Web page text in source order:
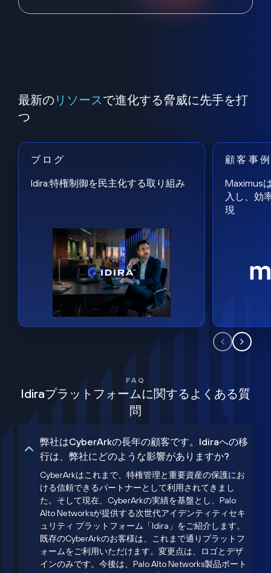
最新の リソースで進化する脅威に先手を打
つ
ブログ
Idira:特権制御を民主化する取り組み
顧客事
Maximus
入し、効
現
FAQ
Idiraプラットフォームに関するよくある質
問
弊社はCyberArkの長年の顧客です。Idiraへの移
行は、弊社にどのような影響がありますか?
CyberArkはこれまで、特権管理と重要資産の保護にお
ける信頼できるパートナーとして利用されてきまし
た。そして現在、CyberArkの実績を基盤とし、Palo
Alto Networksが提供する次世代アイデンティティセキ
ュリティ プラットフォーム「Idira」をご紹介します。
既存のCyberArkのお客様は、これまで通りプラットフ
ォームをご利用いただけます。変更点は、ロゴとデザ
インのみです。今後は、Palo Alto Networks製品ポート